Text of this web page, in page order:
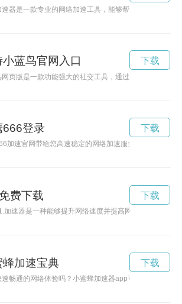
速器是一款专业的网络加速工具，能够帮助用户提升上
小蓝鸟官网入口
网页版是一款功能强大的社交工具，通过网页版可以轻
下载
666登录
加速官网带给您高速稳定的网络加速服务，让您畅享无
下载
费下载
加速器是一种能够提升网络速度并提高网络安全性的工
下载
蜂加速宝典
速畅通的网络体验吗？小蜜蜂加速器app可以帮助你轻
下载